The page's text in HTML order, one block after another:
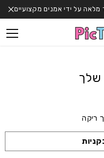
מלאה על ידי אמנים מקצועיים
שלך
ריקה